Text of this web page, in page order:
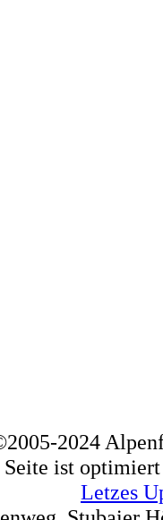
2024
Seite ist
Letzes